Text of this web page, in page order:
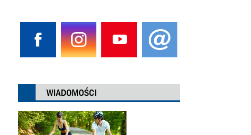
WIADOMOŚCI